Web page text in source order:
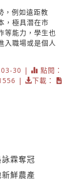
，例如遠距教
，極具潛在市
等能力，學生也
入職場或是個人
03-30 |
點閱：
|
下載：
霖奪冠
鮮農產